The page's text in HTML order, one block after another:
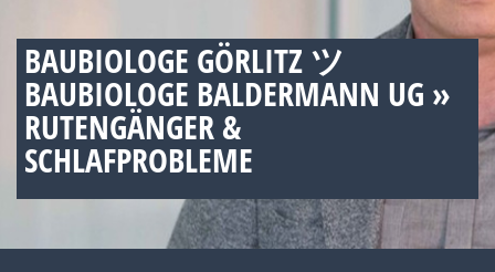
BAUBIOLOGE GÖRLITZ ツ
BAUBIOLOGE BALDERMANN UG »
RUTENGÄNGER &
SCHLAFPROBLEME